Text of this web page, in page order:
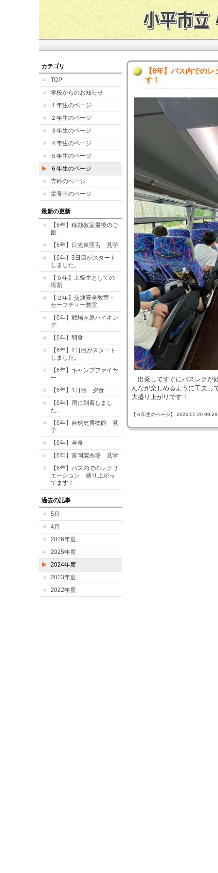
カテゴリ
TOP
学校からのお知らせ
１年生のページ
２年生のページ
３年生のページ
４年生のページ
５年生のページ
６年生のページ
専科のページ
栄養士のページ
最新の更新
【6年】移動教室最後のご
飯
【6年】日光東照宮 見学
【6年】3日目がスタート
しました。
【５年】上級生としての
役割
【２年】交通安全教室・
セーフティー教室
【6年】戦場ヶ原ハイキン
グ
【6年】朝食
【6年】2日目がスタート
しました。
【6年】キャンプファイヤ
ー
【6年】1日目 夕食
【6年】宿に到着しまし
た。
【6年】自然史博物館 見
学
【6年】昼食
【6年】富岡製糸場 見学
【6年】バス内でのレクリ
エーション 盛り上がっ
てます！
過去の記事
5月
4月
2026年度
2025年度
2024年度
2023年度
2022年度
【6年】バス内での
す！
出発してすぐにバスレクが
んなが楽しめるように工夫し
大盛り上がりです！
【６年生のページ】 2024-05-29